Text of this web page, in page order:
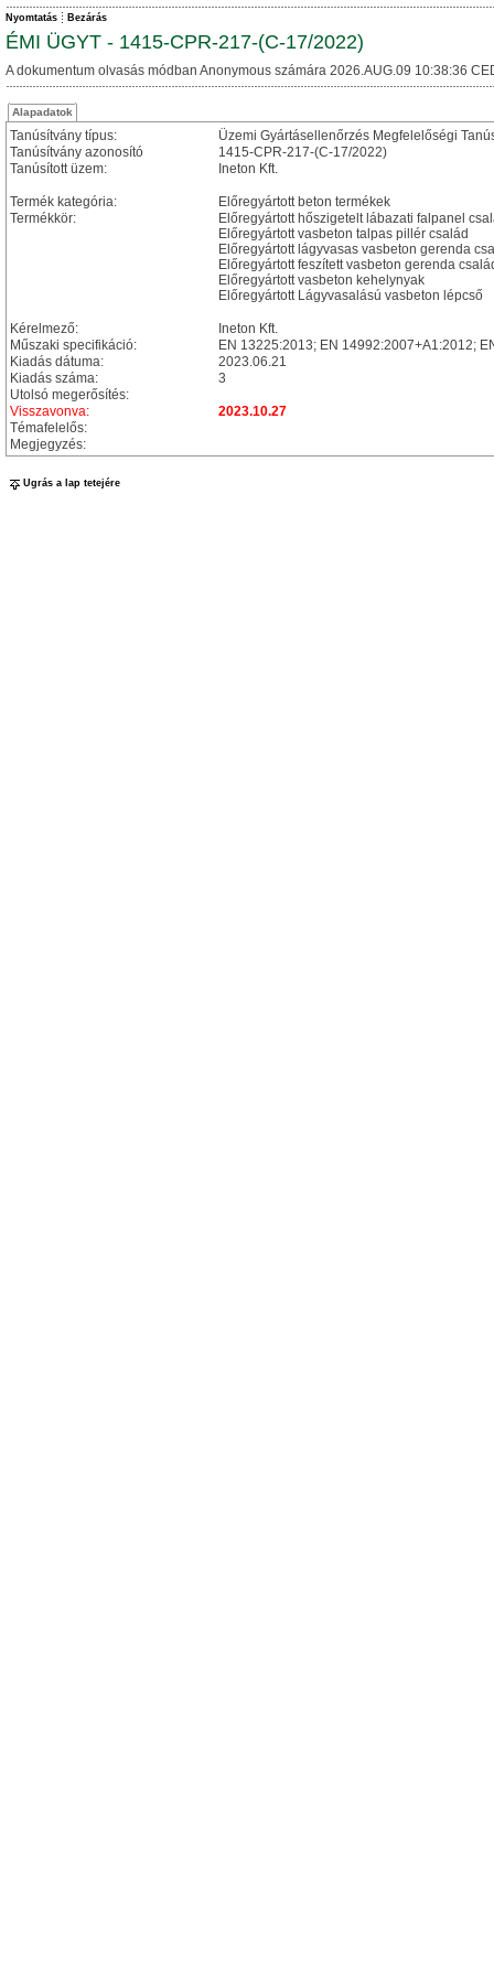
Nyomtatás Bezárás
ÉMI ÜGYT - 1415-CPR-217-(C-17/2022)
A dokumentum olvasás módban Anonymous számára 2026.AUG.09 10:38:36
Alapadatok
Tanúsítvány típus:
Üzemi Gyártásellenőrzés Megfelelőségi
Tanúsítvány azonosító
1415-CPR-217-(C-17/2022)
Tanúsított üzem:
Ineton Kft.
Termék kategória:
Előregyártott beton termékek
Termékkör:
Előregyártott hőszigetelt lábazati falpanel
Előregyártott vasbeton talpas pillér család
Előregyártott lágyvasas vasbeton gerenda
Előregyártott feszített vasbeton gerenda
Előregyártott vasbeton kehelynyak
Előregyártott Lágyvasalású vasbeton lépcső
Kérelmező:
Ineton Kft.
Műszaki specifikáció:
EN 13225:2013; EN 14992:2007+A1:2012;
Kiadás dátuma:
2023.06.21
Kiadás száma:
3
Utolsó megerősítés:
Visszavonva:
2023.10.27
Témafelelős:
Megjegyzés:
Ugrás a lap tetejére